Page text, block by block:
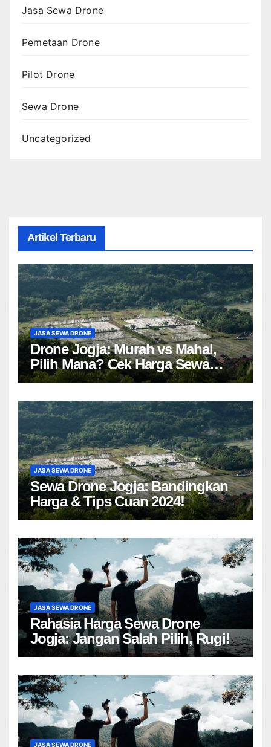
Jasa Sewa Drone
Pemetaan Drone
Pilot Drone
Sewa Drone
Uncategorized
Artikel Terbaru
JASA SEWA DRONE
Drone Jogja: Murah vs Mahal,
Pilih Mana? Cek Harga Sewa
Drone Yogyakarta!
JASA SEWA DRONE
Sewa Drone Jogja: Bandingkan
Harga & Tips Cuan 2024!
JASA SEWA DRONE
Rahasia Harga Sewa Drone
Jogja: Jangan Salah Pilih, Rugi!
JASA SEWA DRONE